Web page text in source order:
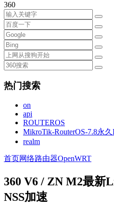
360
热门搜索
on
api
ROUTEROS
MikroTik-RouterOS-7.8永
realm
首页网络路由器OpenWRT
360 V6 / ZN M2最新
NSS加速